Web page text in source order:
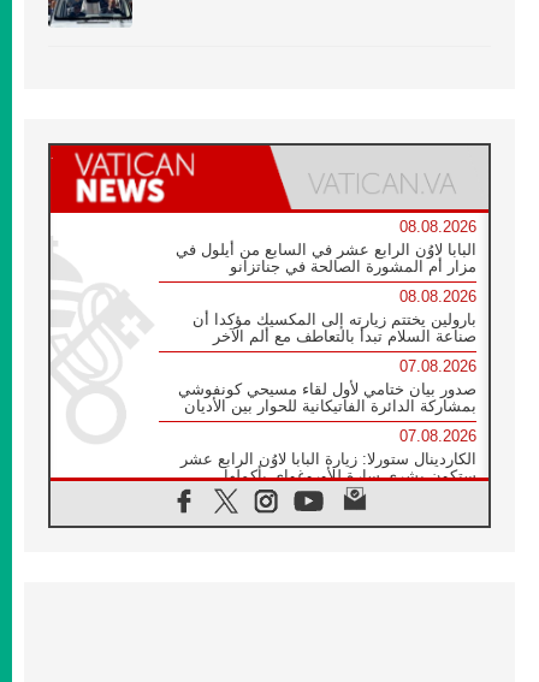
08.08.2026
البابا لاوُن الرابع عشر في السابع من أيلول في
مزار أم المشورة الصالحة في جناتزانو
08.08.2026
بارولين يختتم زيارته إلى المكسيك مؤكدا أن
صناعة السلام تبدأ بالتعاطف مع ألم الآخر
07.08.2026
صدور بيان ختامي لأول لقاء مسيحي كونفوشي
بمشاركة الدائرة الفاتيكانية للحوار بين الأديان
07.08.2026
الكاردينال ستورلا: زيارة البابا لاوُن الرابع عشر
ستكون بشرى سارة للأوروغواي بأكملها
الفاتيكان يعلن برنامج الزيارة الرسولية للبابا لاوُن